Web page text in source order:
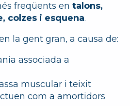
freqüents en talons,
colzes i esquena.
la gent gran, a causa de:
associada a
muscular i teixit
com a amortidors